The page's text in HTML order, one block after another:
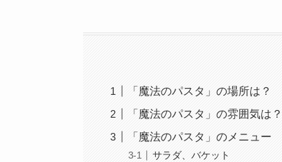
「魔法のパスタ」の場所は？
「魔法のパスタ」の雰囲気は？
「魔法のパスタ」のメニュー
サラダ、バケット